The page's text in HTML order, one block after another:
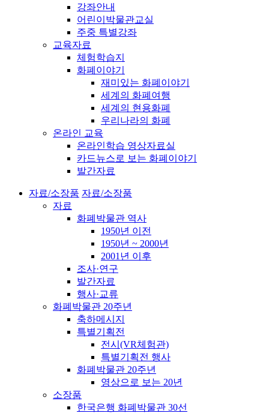
강좌안내
어린이박물관교실
주중 특별강좌
교육자료
체험학습지
화폐이야기
재미있는 화폐이야기
세계의 화폐여행
세계의 현용화폐
우리나라의 화폐
온라인 교육
온라인학습 영상자료실
카드뉴스로 보는 화폐이야기
발간자료
자료/소장품 자료/소장품
자료
화폐박물관 역사
1950년 이전
1950년 ~ 2000년
2001년 이후
조사·연구
발간자료
행사·교류
화폐박물관 20주년
축하메시지
특별기획전
전시(VR체험관)
특별기획전 행사
화폐박물관 20주년
영상으로 보는 20년
소장품
한국은행 화폐박물관 30선